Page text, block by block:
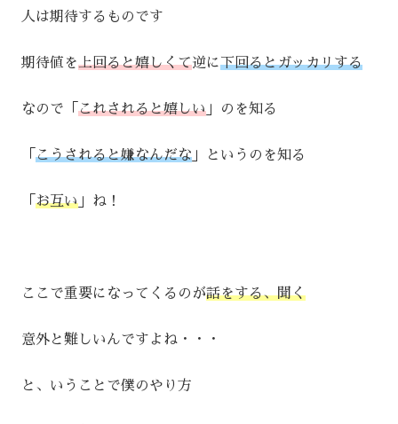
人は期待するものです
期待値を上回ると嬉しくて逆に下回るとガッカリする
なので「 これされると嬉しい 」のを知る
「 こうされると嫌なんだな 」というのを知る
「 お互い 」ね！
ここで重要になってくるのが話をする、聞く
意外と難しいんですよね・・・
と、いうことで僕のやり方